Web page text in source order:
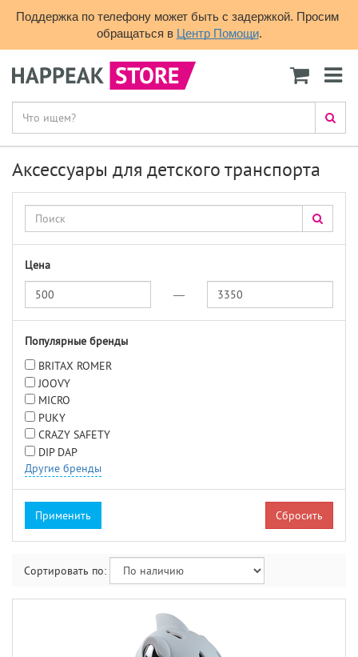
Поддержка по телефону может быть с задержкой. Просим
обращаться в Центр Помощи.
Аксессуары для детского транспорта
Цена
—
Популярные бренды
BRITAX ROMER
JOOVY
MICRO
PUKY
CRAZY SAFETY
DIP DAP
Другие бренды
Сбросить
Сортировать по: